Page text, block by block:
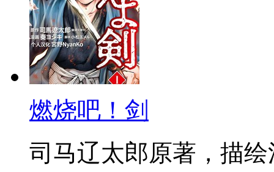
燃烧吧！剑
司马辽太郎原著，描绘